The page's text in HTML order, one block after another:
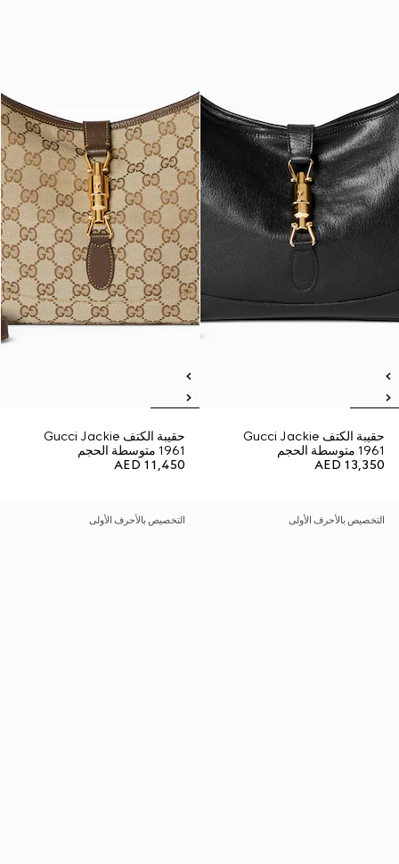
حقيبة الكتف Gucci Jackie
1961 متوسطة الحجم
AED 13,350
حقيبة الكتف Gucci Jackie
1961 متوسطة الحجم
AED 11,450
التخصيص بالأحرف الأولى التخصيص بالأحرف الأولى